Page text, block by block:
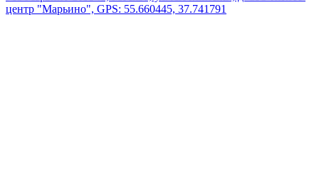
центр "Марьино", GPS: 55.660445, 37.741791